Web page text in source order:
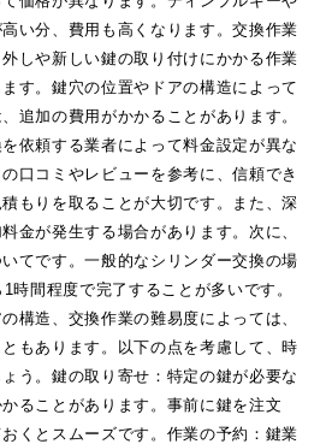
い分、費用も高くなります。交換作業
しや新しい鍵の取り付けにかかる作業
す。鍵穴の位置やドアの構造によって
追加の費用がかかることがあります。
依頼する業者によって料金設定が異な
口コミやレビューを参考に、信頼でき
もりを取ることが大切です。また、深
金が発生する場合があります。次に、
てです。一般的なシリンダー交換の場
時間程度で完了することが多いです。
構造、交換作業の難易度によっては、
もあります。以下の点を考慮して、時
う。鍵の取り寄せ：特定の鍵が必要な
ることがあります。事前に鍵を注文
くとスムーズです。作業の予約：鍵業